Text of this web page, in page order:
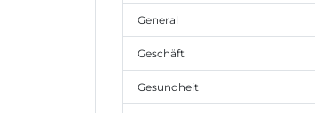
General
Geschäft
Gesundheit